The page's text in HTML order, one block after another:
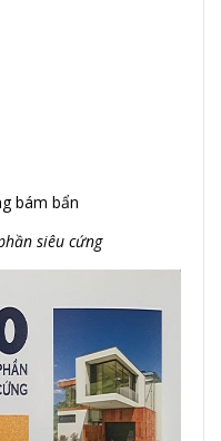
bám bẩn
siêu cứng